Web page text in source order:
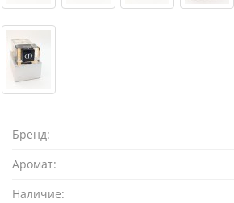
Бренд:
Аромат:
Наличие: